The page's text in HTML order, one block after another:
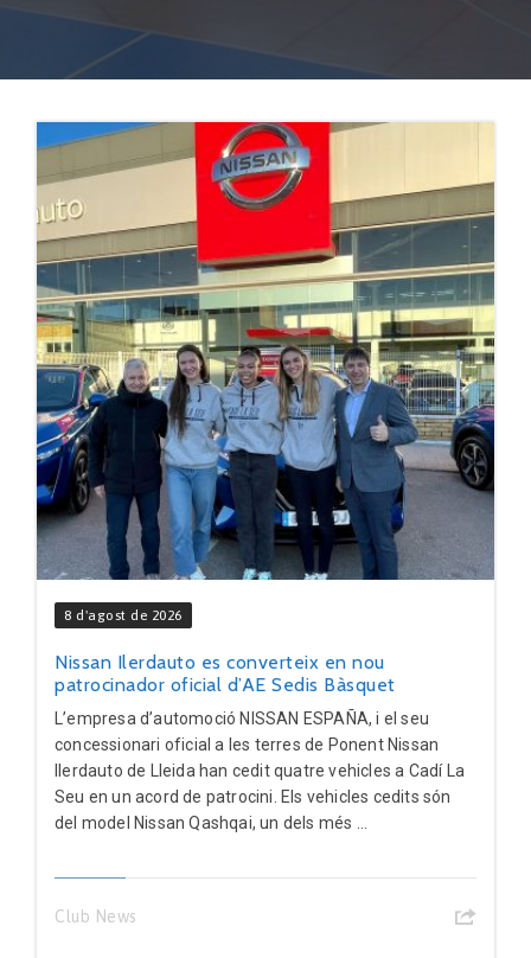
8 d'agost de 2026
Nissan Ilerdauto es converteix en nou
patrocinador oficial d’AE Sedis Bàsquet
L’empresa d’automoció NISSAN ESPAÑA, i el seu
concessionari oficial a les terres de Ponent Nissan
Ilerdauto de Lleida han cedit quatre vehicles a Cadí La
Seu en un acord de patrocini. Els vehicles cedits són
del model Nissan Qashqai, un dels més ...
Club News